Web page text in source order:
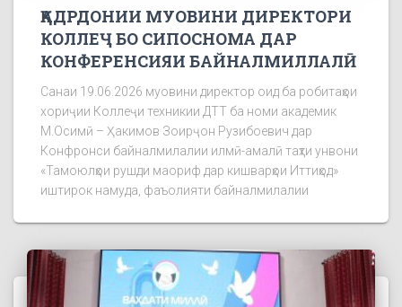
ҚАДРДОНИИ МУОВИНИ ДИРЕКТОРИ
КОЛЛЕҶ БО СИПОСНОМА ДАР
КОНФЕРЕНСИЯИ БАЙНАЛМИЛЛАЛӢ
Санаи 19.06.2026 муовини директор оид ба робитаҳои
хориҷии Коллеҷи техникии ДТТ ба номи академик
М.Осимӣ – Ҳакимов Зоирҷон Рузибоевич дар
Конфронси байналмилалии илмӣ-амалӣ таҳти унвони
«Тамоюлҳои рушди маориф дар кишварҳои Иттиҳод»
иштирок намуда, фаъолияти байналмилалии